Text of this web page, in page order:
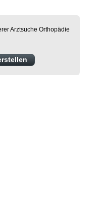
Arztsuche Orthopädie